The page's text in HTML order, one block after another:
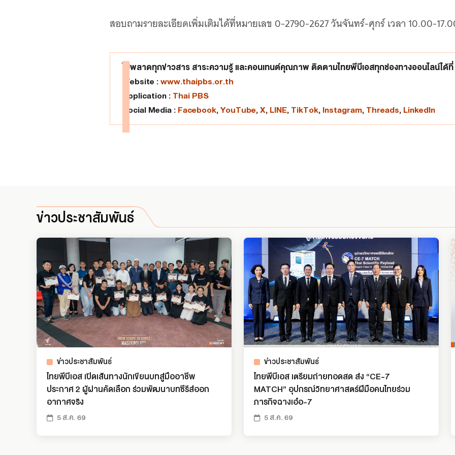
สอบถามรายละเอียดเพิ่มเติมได้ที่หมายเลข 0-2790-2627 วันจันทร์-ศุกร์ เวลา 10.00-
ไม่พลาดทุกข่าวสาร สาระความรู้ และคอนเทนต์คุณภาพ ติดตามไทยพีบีเอสทุกช่องทางออนไลน์ได้ที่
Website : www.thaipbs.or.th
Application : Thai PBS
Social Media : Facebook, YouTube, X, LINE, TikTok, Instagram, Threads, LinkedIn
ข่าวประชาสัมพันธ์
ข่าวประชาสัมพันธ์
ไทยพีบีเอส เปิดเส้นทางนักเขียนบทสู่มืออาชีพ
ประกาศ 2 ผู้ผ่านคัดเลือก ร่วมพัฒนาบทซีรีส์ออก
อากาศจริง
5 ส.ค. 69
ข่าวประชาสัมพันธ์
ไทยพีบีเอส เตรียมถ่ายทอดสด ส่ง “CE-7
MATCH” อุปกรณ์วิทยาศาสตร์ฝีมือคนไทยร่วม
ภารกิจฉางเอ๋อ-7
5 ส.ค. 69